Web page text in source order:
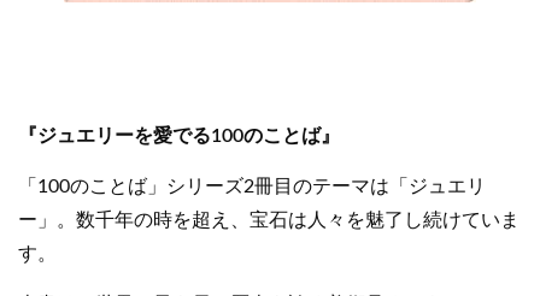
『ジュエリーを愛でる100のことば』
「100のことば」シリーズ2冊目のテーマは「ジュエリ
ー」。数千年の時を超え、宝石は人々を魅了し続けていま
す。